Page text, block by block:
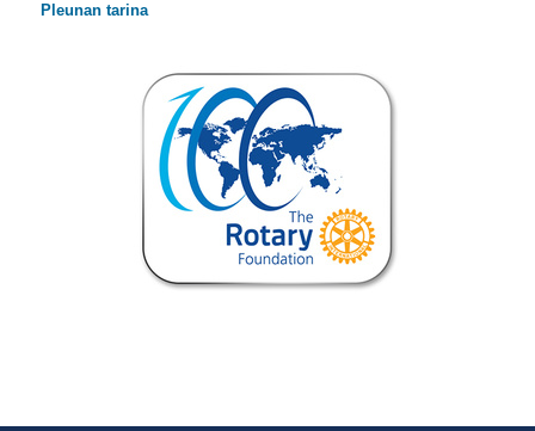
Pleunan tarina